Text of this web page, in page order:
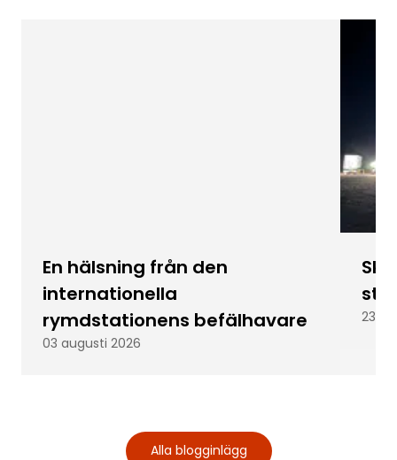
En hälsning från den
internationella
rymdstationens befälhavare
03 augusti 2026
23
Alla blogginlägg